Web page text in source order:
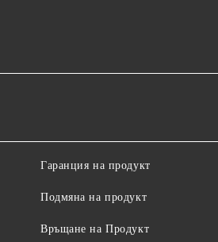
Гаранция на продукт
Подмяна на продукт
Връщане на Продукт